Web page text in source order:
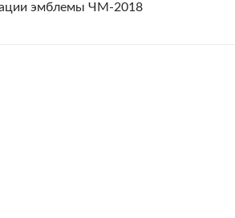
эмблемы ЧМ-2018